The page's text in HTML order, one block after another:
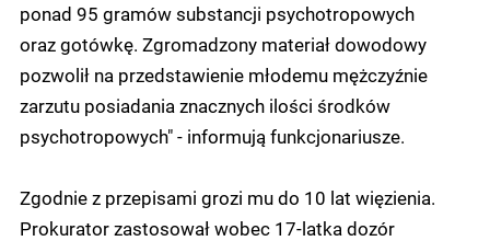
ponad 95 gramów substancji psychotropowych
oraz gotówkę. Zgromadzony materiał dowodowy
pozwolił na przedstawienie młodemu mężczyźnie
zarzutu posiadania znacznych ilości środków
psychotropowych" - informują funkcjonariusze.
Zgodnie z przepisami grozi mu do 10 lat więzienia.
Prokurator zastosował wobec 17-latka dozór